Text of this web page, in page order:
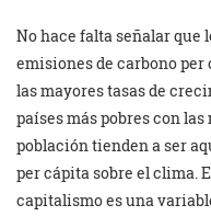
No hace falta señalar que
emisiones de carbono per
las mayores tasas de
países más pobres con
población tienden a ser
per cápita sobre el clima.
capitalismo es una